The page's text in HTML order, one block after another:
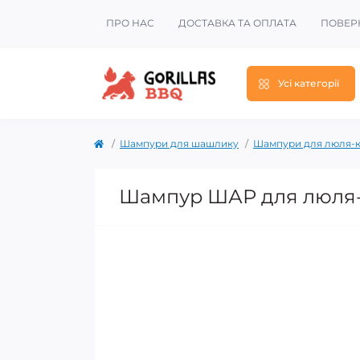
ПРО НАС ДОСТАВКА ТА ОПЛАТА
Усі категорії
Шампури для шашлику Шампури для люля-
Шампур ШАР для люля-